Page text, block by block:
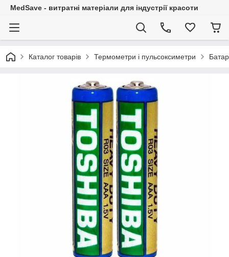
MedSave - витратні матеріали для індустрії красоти
Каталог товарів Термометри і пульсоксиметри